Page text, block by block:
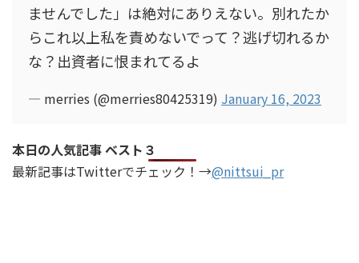
ませんでした」は絶対にありえない。別れたか
らこれ以上私を責めないでって？逃げ切れるか
な？出資者に恨まれてるよ
— merries (@merries80425319) January 16, 2023
本日の人気記事 ベスト３
最新記事はTwitterでチェック！→@nittsui_pr